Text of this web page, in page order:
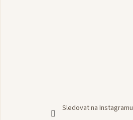
Sledovat na Instagramu